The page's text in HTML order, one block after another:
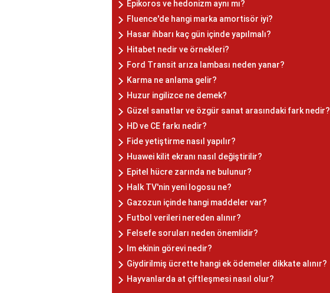
Epikoros ve hedonizm aynı mı?
Fluence'de hangi marka amortisör iyi?
Hasar ihbarı kaç gün içinde yapılmalı?
Hitabet nedir ve örnekleri?
Ford Transit arıza lambası neden yanar?
Karma ne anlama gelir?
Huzur ingilizce ne demek?
Güzel sanatlar ve özgür sanat arasındaki fark nedir?
HD ve CE farkı nedir?
Fide yetiştirme nasıl yapılır?
Huawei kilit ekranı nasıl değiştirilir?
Epitel hücre zarında ne bulunur?
Halk TV'nin yeni logosu ne?
Gazozun içinde hangi maddeler var?
Futbol verileri nereden alınır?
Felsefe soruları neden önemlidir?
Im ekinin görevi nedir?
Giydirilmiş ücrette hangi ek ödemeler dikkate alınır?
Hayvanlarda at çiftleşmesi nasıl olur?